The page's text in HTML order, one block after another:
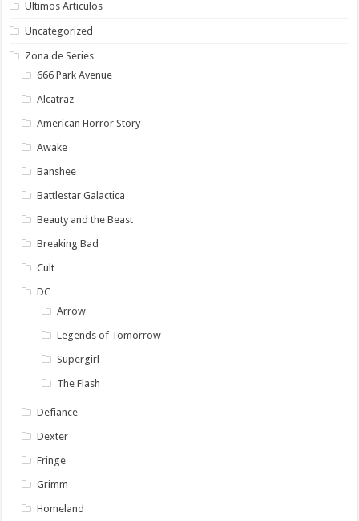
Ultimos Articulos
Uncategorized
Zona de Series
666 Park Avenue
Alcatraz
American Horror Story
Awake
Banshee
Battlestar Galactica
Beauty and the Beast
Breaking Bad
Cult
DC
Arrow
Legends of Tomorrow
Supergirl
The Flash
Defiance
Dexter
Fringe
Grimm
Homeland